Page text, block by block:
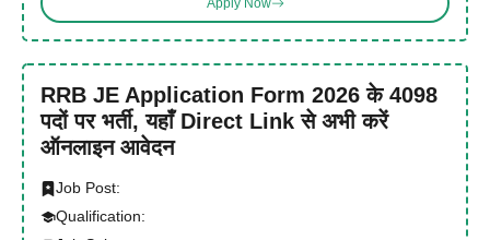
RRB JE Application Form 2026 के 4098
पदों पर भर्ती, यहाँ Direct Link से अभी करें
ऑनलाइन आवेदन
Job Post:
Qualification: